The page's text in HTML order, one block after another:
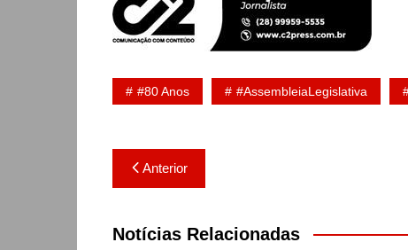
#80 Anos #AssembleiaLegislativa
Navegação
de
Post
Anterior
Notícias Relacionadas